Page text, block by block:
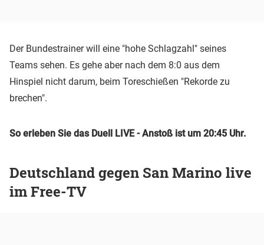
Der Bundestrainer will eine "hohe Schlagzahl" seines
Teams sehen. Es gehe aber nach dem 8:0 aus dem
Hinspiel nicht darum, beim Toreschießen "Rekorde zu
brechen".
So erleben Sie das Duell LIVE - Anstoß ist um 20:45 Uhr.
Deutschland gegen San Marino live
im Free-TV